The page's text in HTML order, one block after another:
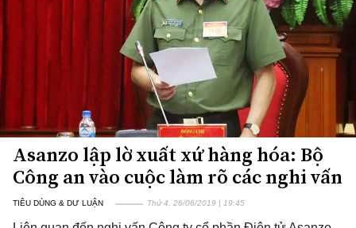
Asanzo lập lờ xuất xứ hàng hóa: Bộ
Công an vào cuộc làm rõ các nghi vấn
TIÊU DÙNG & DƯ LUẬN Thứ 4, 26/06/2019 | 19:45